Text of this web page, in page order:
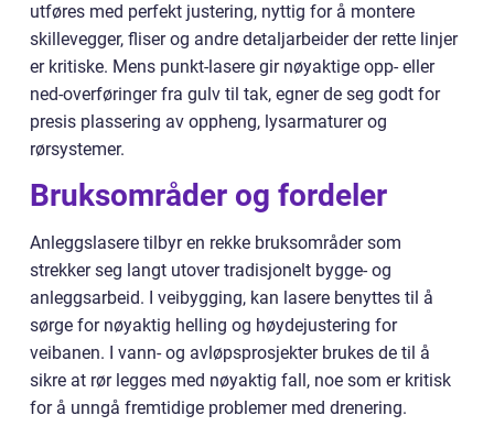
utføres med perfekt justering, nyttig for å montere
skillevegger, fliser og andre detaljarbeider der rette linjer
er kritiske. Mens punkt-lasere gir nøyaktige opp- eller
ned-overføringer fra gulv til tak, egner de seg godt for
presis plassering av oppheng, lysarmaturer og
rørsystemer.
Bruksområder og fordeler
Anleggslasere tilbyr en rekke bruksområder som
strekker seg langt utover tradisjonelt bygge- og
anleggsarbeid. I veibygging, kan lasere benyttes til å
sørge for nøyaktig helling og høydejustering for
veibanen. I vann- og avløpsprosjekter brukes de til å
sikre at rør legges med nøyaktig fall, noe som er kritisk
for å unngå fremtidige problemer med drenering.